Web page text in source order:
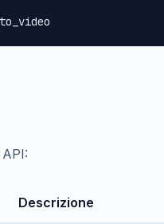
Descrizione